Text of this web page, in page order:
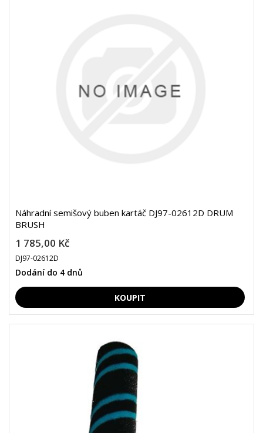
Náhradní semišový buben kartáč DJ97-02612D DRUM
BRUSH
1 785,00 Kč
DJ97-02612D
Dodání do 4 dnů